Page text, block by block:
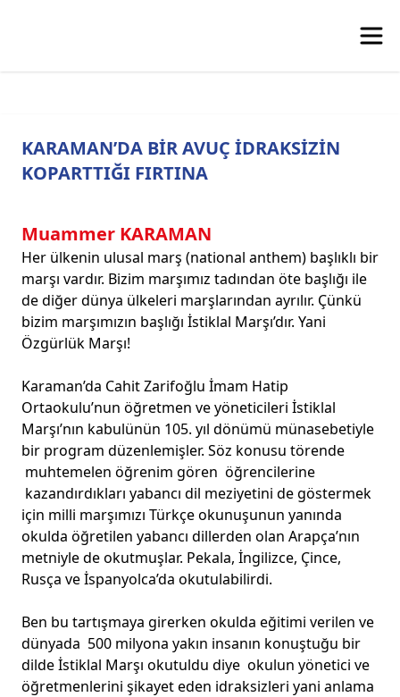
KARAMAN’DA BİR AVUÇ İDRAKSİZİN
KOPARTTIĞI FIRTINA
Muammer KARAMAN
Her ülkenin ulusal marş (national anthem) başlıklı bir
marşı vardır. Bizim marşımız tadından öte başlığı ile
de diğer dünya ülkeleri marşlarından ayrılır. Çünkü
bizim marşımızın başlığı İstiklal Marşı’dır. Yani
Özgürlük Marşı!
Karaman’da Cahit Zarifoğlu İmam Hatip
Ortaokulu’nun öğretmen ve yöneticileri İstiklal
Marşı’nın kabulünün 105. yıl dönümü münasebetiyle
bir program düzenlemişler. Söz konusu törende
muhtemelen öğrenim gören öğrencilerine
kazandırdıkları yabancı dil meziyetini de göstermek
için milli marşımızı Türkçe okunuşunun yanında
okulda öğretilen yabancı dillerden olan Arapça’nın
metniyle de okutmuşlar. Pekala, İngilizce, Çince,
Rusça ve İspanyolca’da okutulabilirdi.
Ben bu tartışmaya girerken okulda eğitimi verilen ve
dünyada 500 milyona yakın insanın konuştuğu bir
dilde İstiklal Marşı okutuldu diye okulun yönetici ve
öğretmenlerini şikayet eden idraksizleri yani anlama